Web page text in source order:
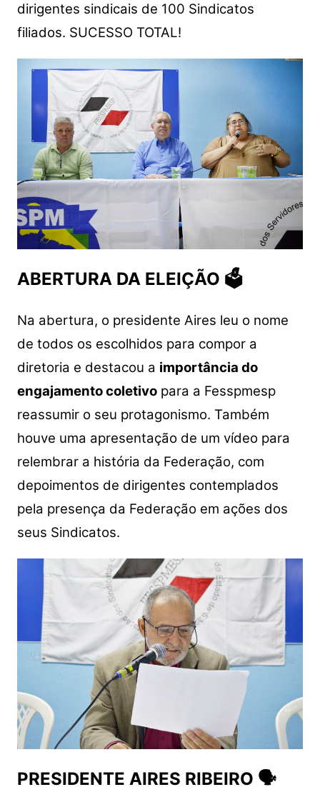
dirigentes sindicais de 100 Sindicatos
filiados. SUCESSO TOTAL!
ABERTURA DA ELEIÇÃO 🗳
Na abertura, o presidente Aires leu o nome
de todos os escolhidos para compor a
diretoria e destacou a importância do
engajamento coletivopara a Fesspmesp
reassumir o seu protagonismo. Também
houve uma apresentação de um vídeo para
relembrar a história da Federação, com
depoimentos de dirigentes contemplados
pela presença da Federação em ações dos
seus Sindicatos.
PRESIDENTE AIRES RIBEIRO 🗣